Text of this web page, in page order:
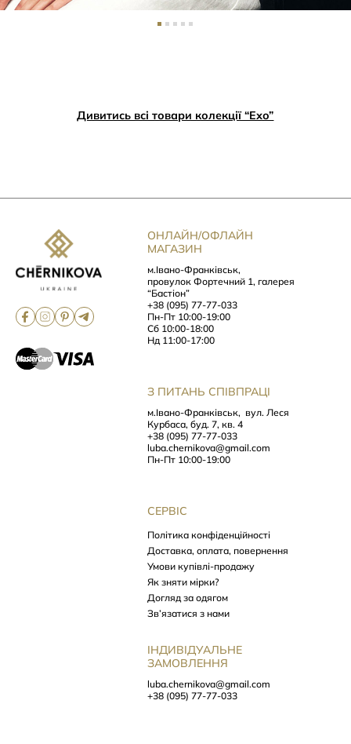
Дивитись всі товари колекції “Ехо”
ОНЛАЙН/ОФЛАЙН
МАГАЗИН
м.Івано-Франківськ,
провулок Фортечний 1, галерея
“Бастіон”
+38 (095) 77-77-033
Пн-Пт 10:00-19:00
Сб 10:00-18:00
Нд 11:00-17:00
З ПИТАНЬ СПІВПРАЦІ
м.Івано-Франківськ, вул. Леся
Курбаса, буд. 7, кв. 4
+38 (095) 77-77-033
luba.chernikova@gmail.com
Пн-Пт 10:00-19:00
СЕРВІС
Політика конфіденційності
Доставка, оплата, повернення
Умови купівлі-продажу
Як зняти мірки?
Догляд за одягом
Зв’язатися з нами
ІНДИВІДУАЛЬНЕ
ЗАМОВЛЕННЯ
luba.chernikova@gmail.com
+38 (095) 77-77-033